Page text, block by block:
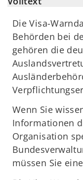
Die Visa-
Behörden bei
gehören die
Wenn Sie
Informationen
Organisation
müssen Sie